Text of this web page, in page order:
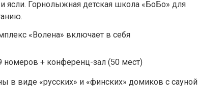
ясли. Горнолыжная детская школа «БоБо» для
«Волена» включает в себя
номеров + конференц-зал (50 мест)
в виде «русских» и «финских» домиков с сауной